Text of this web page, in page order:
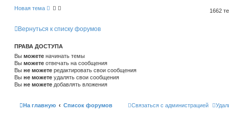
Новая тема 1662
Вернуться к списку форумов
ПРАВА ДОСТУПА
Вы можете начинать темы
Вы можете отвечать на сообщения
Вы не можете редактировать свои сообщения
Вы не можете удалять свои сообщения
Вы не можете добавлять вложения
На главную Список форумов Связаться с администрацией